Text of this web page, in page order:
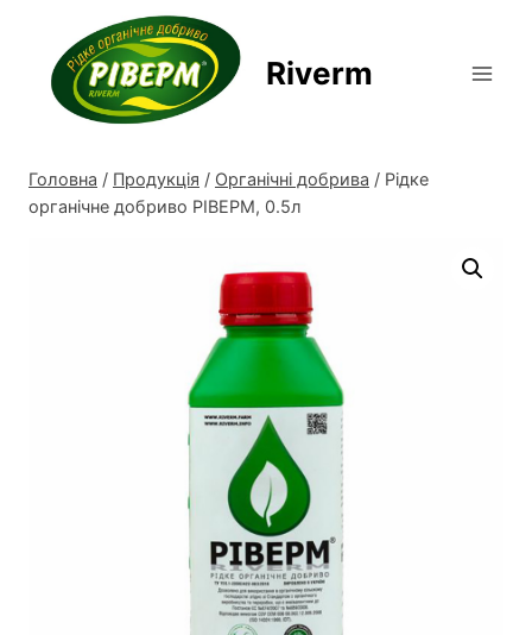
вмісту
Riverm
Головна / Продукція / Органічні добрива / Рідке
органічне добриво РІВЕРМ, 0.5л